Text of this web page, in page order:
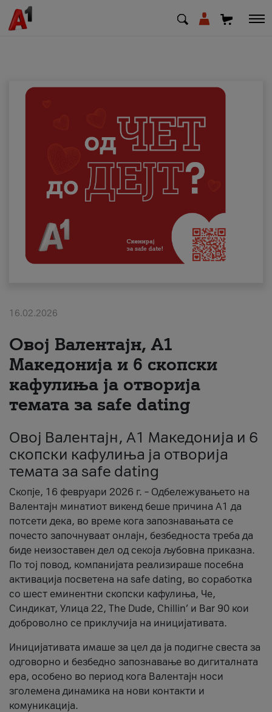
Деловни
Поддршка
Надополни кредит
Плати сметка
#ПодобарОнлајн
16.02.2026
Овој Валентајн, A1
Македонија и 6 скопски
кафулиња ја отворија
темата за safe dating
Овој Валентајн, A1 Македонија и 6
скопски кафулиња ја отворија
темата за safe dating
Скопје, 16 февруари 2026 г. – Одбележувањето на
Валентајн минатиот викенд беше причина А1 да
потсети дека, во време кога запознавањата се
почесто започнуваат онлајн, безбедноста треба да
биде неизоставен дел од секоја љубовна приказна.
По тој повод, компанијата реализираше посебна
активација посветена на safe dating, во соработка
со шест еминентни скопски кафулиња, Че,
Синдикат, Улица 22, The Dude, Chillin’ и Bar 90 кои
доброволно се приклучија на иницијативата.
Иницијативата имаше за цел да ја подигне свеста за
одговорно и безбедно запознавање во дигиталната
ера, особено во период кога Валентајн носи
зголемена динамика на нови контакти и
комуникација.